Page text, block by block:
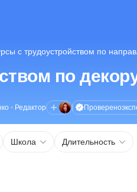
с трудоустройством по
по
• Редактор Проверено
Школа Длительность